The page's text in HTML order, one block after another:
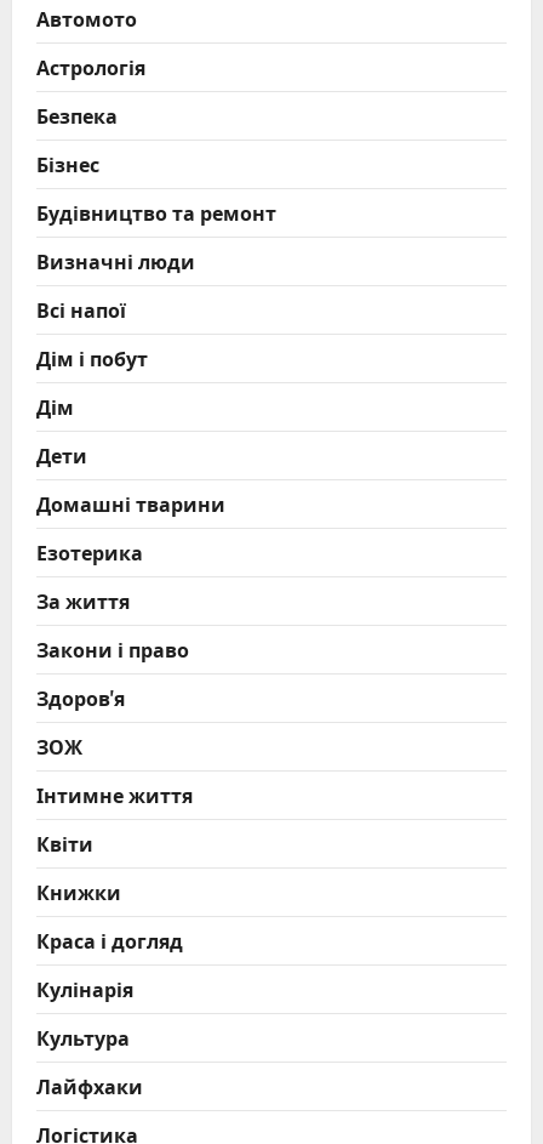
Автомото
Астрологія
Безпека
Бізнес
Будівництво та ремонт
Визначні люди
Всі напої
Дім і побут
Дім
Дети
Домашні тварини
Езотерика
За життя
Закони і право
Здоров'я
ЗОЖ
Інтимне життя
Квіти
Книжки
Краса і догляд
Кулінарія
Культура
Лайфхаки
Логістика